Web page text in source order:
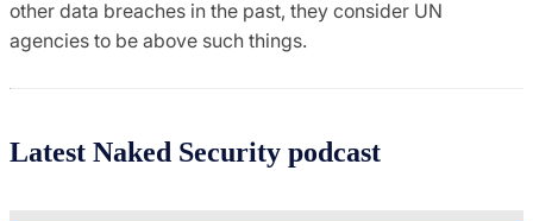
other data breaches in the past, they consider UN
agencies to be above such things.
Latest Naked Security podcast